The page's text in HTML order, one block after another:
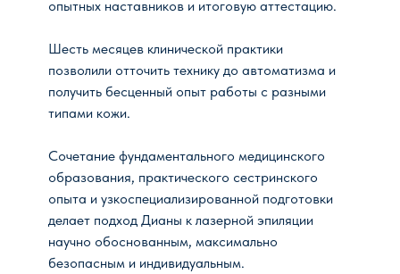
опытных наставников и итоговую аттестацию.
Шесть месяцев клинической практики
позволили отточить технику до автоматизма и
получить бесценный опыт работы с разными
типами кожи.
Сочетание фундаментального медицинского
образования, практического сестринского
опыта и узкоспециализированной подготовки
делает подход Дианы к лазерной эпиляции
научно обоснованным, максимально
безопасным и индивидуальным.